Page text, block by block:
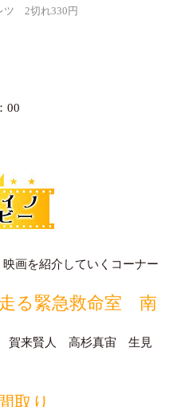
ツ 2切れ330円
00
画を紹介していくコーナー
る緊急救命室 南
来賢人 高杉真宙 生見
取り